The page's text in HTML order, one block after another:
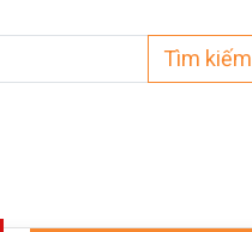
Tìm kiếm